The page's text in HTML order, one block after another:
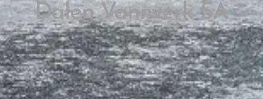
Dalen Vannverk SA